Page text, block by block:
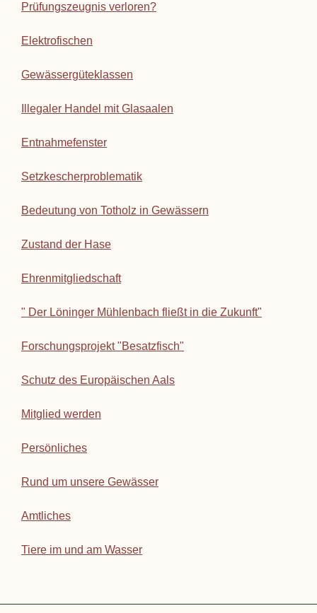
Prüfungszeugnis verloren?
Elektrofischen
Gewässergüteklassen
Illegaler Handel mit Glasaalen
Entnahmefenster
Setzkescherproblematik
Bedeutung von Totholz in Gewässern
Zustand der Hase
Ehrenmitgliedschaft
" Der Löninger Mühlenbach fließt in die Zukunft"
Forschungsprojekt "Besatzfisch"
Schutz des Europäischen Aals
Mitglied werden
Persönliches
Rund um unsere Gewässer
Amtliches
Tiere im und am Wasser